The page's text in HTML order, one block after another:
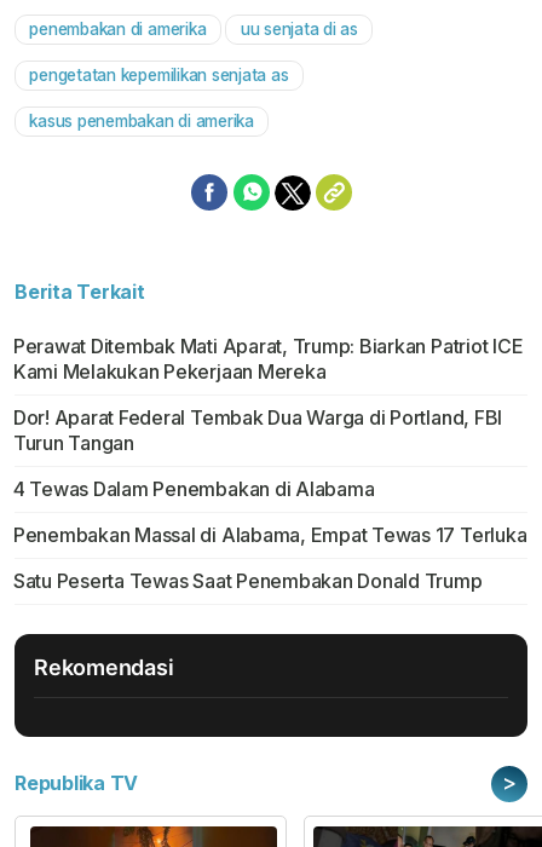
penembakan di amerika uu senjata di as
pengetatan kepemilikan senjata as
kasus penembakan di amerika
Berita Terkait
Perawat Ditembak Mati Aparat, Trump: Biarkan Patriot ICE
Kami Melakukan Pekerjaan Mereka
Dor! Aparat Federal Tembak Dua Warga di Portland, FBI
Turun Tangan
4 Tewas Dalam Penembakan di Alabama
Penembakan Massal di Alabama, Empat Tewas 17 Terluka
Satu Peserta Tewas Saat Penembakan Donald Trump
Rekomendasi
Republika TV >